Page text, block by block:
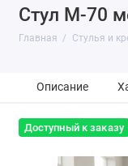
Стул M-70
Главная Стулья и
Описание
Доступный к заказу